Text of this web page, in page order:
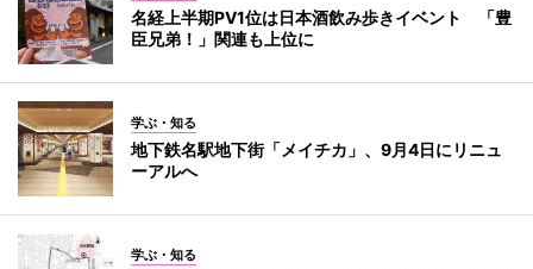
名経上半期PV1位は日本酒飲み歩きイベント 「豊
臣兄弟！」関連も上位に
学ぶ・知る
地下鉄名駅地下街「メイチカ」、9月4日にリニュ
ーアルへ
学ぶ・知る